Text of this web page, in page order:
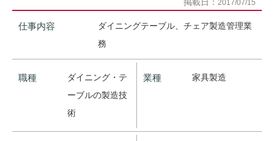
2017/07/15
仕事内容
ダイニングテーブル、チェア製造管理業
務
職種
ダイニング・テ
ーブルの製造技
術
業種 家具製造